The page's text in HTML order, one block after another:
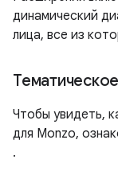
динамический
лица, все из
Чтобы увидеть,
для Monzo,
.